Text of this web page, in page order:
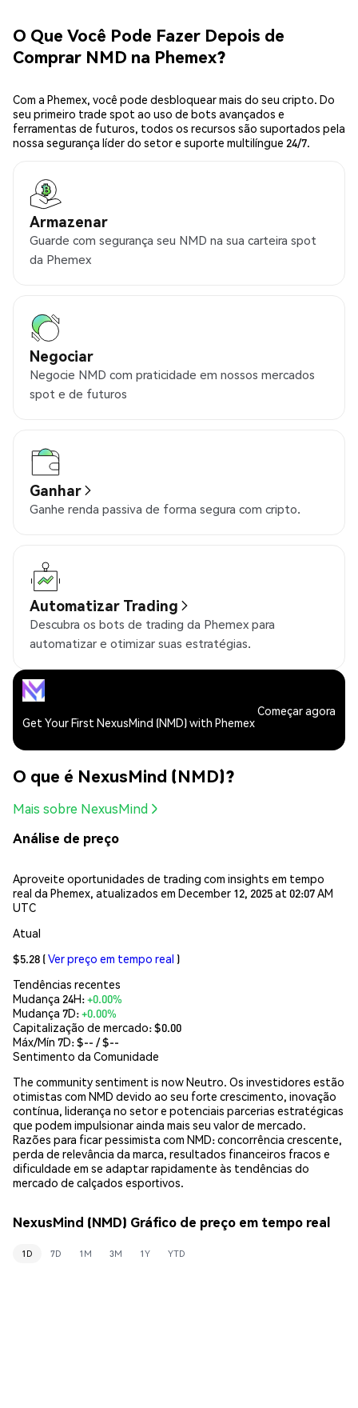
O Que Você Pode Fazer Depois de
Comprar NMD na Phemex?
Com a Phemex, você pode desbloquear mais do seu cripto. Do
seu primeiro trade spot ao uso de bots avançados e
ferramentas de futuros, todos os recursos são suportados pela
nossa segurança líder do setor e suporte multilíngue 24/7.
Armazenar
Guarde com segurança seu NMD na sua carteira spot
da Phemex
Negociar
Negocie NMD com praticidade em nossos mercados
spot e de futuros
Ganhar
Ganhe renda passiva de forma segura com cripto.
Automatizar Trading
Descubra os bots de trading da Phemex para
automatizar e otimizar suas estratégias.
Get Your First NexusMind (NMD) with Phemex
Começar agora
O que é NexusMind (NMD)?
Mais sobre NexusMind
Análise de preço
Aproveite oportunidades de trading com insights em tempo
real da Phemex, atualizados em December 12, 2025 at 02:07 AM
UTC
Atual
$5.28 (Ver preço em tempo real )
Tendências recentes
Mudança 24H:+0.00%
Mudança 7D:+0.00%
Capitalização de mercado:$0.00
Máx/Mín 7D: $-- / $--
Sentimento da Comunidade
The community sentiment is now Neutro. Os investidores estão
otimistas com NMD devido ao seu forte crescimento, inovação
contínua, liderança no setor e potenciais parcerias estratégicas
que podem impulsionar ainda mais seu valor de mercado.
Razões para ficar pessimista com NMD: concorrência crescente,
perda de relevância da marca, resultados financeiros fracos e
dificuldade em se adaptar rapidamente às tendências do
mercado de calçados esportivos.
NexusMind (NMD) Gráfico de preço em tempo real
1D 7D 1M 3M 1Y YTD